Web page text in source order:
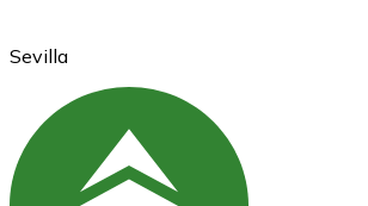
Ethereum
Sevilla